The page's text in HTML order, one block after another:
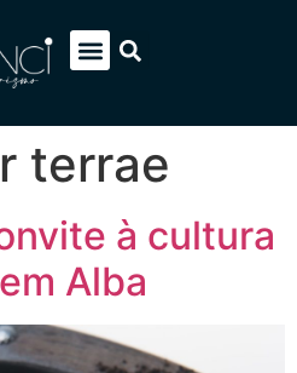
terrae
à cultura
Alba